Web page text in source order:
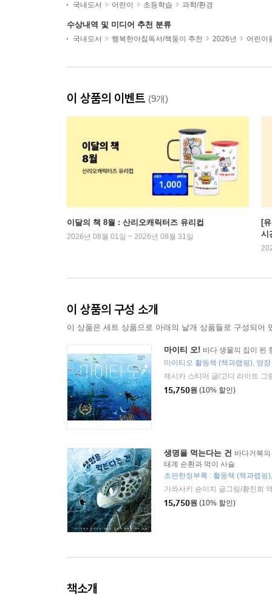
국내도서
어린이 초등학습 과학/환경
수상내역 및 미디어 추천 분류
국내도서 행복한아침독서/책둥이 추천 2026년 어린이
이 상품의 이벤트 (9개)
이달의 책 8월 : 산리오캐릭터즈 유리컵
2026년 08월 01일 ~ 2026년 08월 31일
[
시
이 상품의 구성 소개
이 상품은 세트 상품으로 아래의 낱개 상품들로 구성되어
마이티 오! 바다 생물의 집이 된
마이티오 활동책 (책과랩핑), 양장
제시카 스티머 글/고디 라이트 그
15,750원 (10% 할인)
생명을 먹는다는 건 바다거북
태계 순환과 먹이 사슬
초판한정부록 : 활동책 (책과랩핑
가와사키 슌이치 글그림/황진희
15,750원 (10% 할인)
책소개